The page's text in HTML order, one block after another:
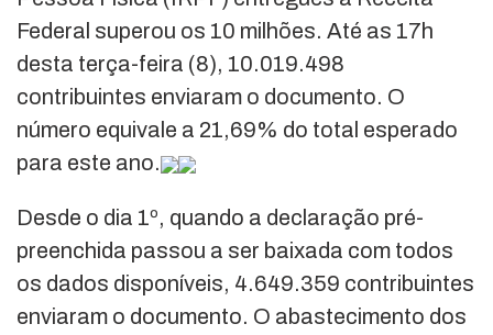
Federal superou os 10 milhões. Até as 17h
desta terça-feira (8), 10.019.498
contribuintes enviaram o documento. O
número equivale a 21,69% do total esperado
para este ano.
Desde o dia 1º, quando a declaração pré-
preenchida passou a ser baixada com todos
os dados disponíveis, 4.649.359 contribuintes
enviaram o documento. O abastecimento dos